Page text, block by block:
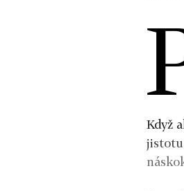
Když
jistotu